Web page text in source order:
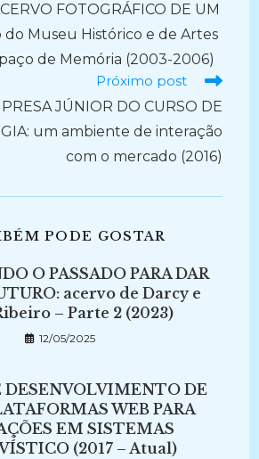
FOTOGRÁFICO DE UM
do Museu Histórico e de Artes
de Memória (2003-2006)
Próximo post
JÚNIOR DO CURSO DE
um ambiente de interação
com o mercado (2016)
PODE GOSTAR
O PASSADO PARA DAR
acervo de Darcy e
– Parte 2 (2023)
12/05/2025
DESENVOLVIMENTO DE
WEB PARA
EM SISTEMAS
(2017 – Atual)